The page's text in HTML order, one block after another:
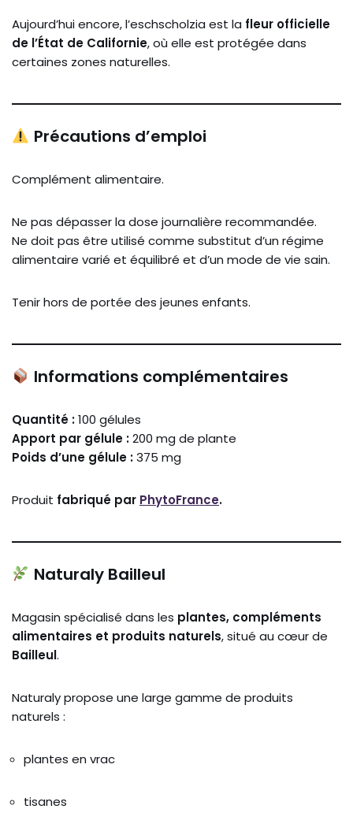
Aujourd’hui encore, l’eschscholzia est la fleur officielle
de l’État de Californie, où elle est protégée dans
certaines zones naturelles.
Précautions d’emploi
Complément alimentaire.
Ne pas dépasser la dose journalière recommandée.
Ne doit pas être utilisé comme substitut d’un régime
alimentaire varié et équilibré et d’un mode de vie sain.
Tenir hors de portée des jeunes enfants.
Informations complémentaires
Quantité :100 gélules
Apport par gélule :200 mg de plante
Poids d’une gélule :375 mg
Produit fabriqué par PhytoFrance.
Naturaly Bailleul
Magasin spécialisé dans les plantes, compléments
alimentaires et produits naturels, situé au cœur de
Bailleul.
Naturaly propose une large gamme de produits
naturels :
plantes en vrac
tisanes